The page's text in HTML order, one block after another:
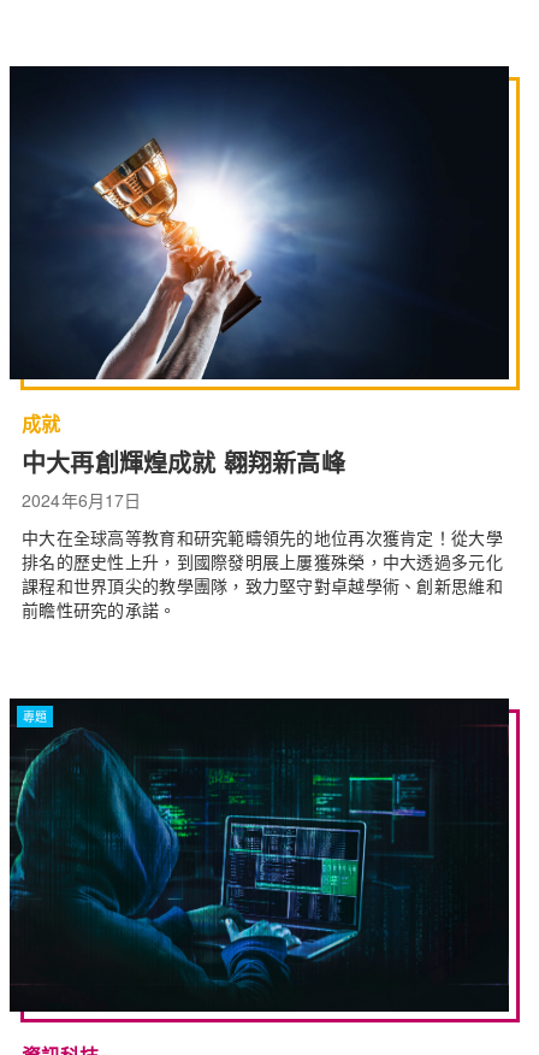
成就
中大再創輝煌成就 翱翔新高峰
2024年6月17日
中大在全球高等教育和研究範疇領先的地位再次獲肯定！從大學
排名的歷史性上升，到國際發明展上屢獲殊榮，中大透過多元化
課程和世界頂尖的教學團隊，致力堅守對卓越學術、創新思維和
前瞻性研究的承諾。
專題